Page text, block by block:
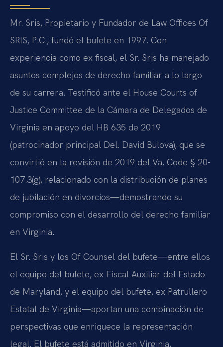
Mr. Sris, Propietario y Fundador de Law Offices Of
SRIS, P.C., fundó el bufete en 1997. Con
experiencia como ex fiscal, el Sr. Sris ha manejado
asuntos complejos de derecho familiar a lo largo
de su carrera. Testificó ante el House Courts of
Justice Committee de la Cámara de Delegados de
Virginia en apoyo del HB 635 de 2019
(patrocinador principal Del. David Bulova), que se
convirtió en la revisión de 2019 del Va. Code § 20-
107.3(g), relacionado con la distribución de planes
de jubilación en divorcios—demostrando su
compromiso con el desarrollo del derecho familiar
en Virginia.
El Sr. Sris y los Of Counsel del bufete—entre ellos
el equipo del bufete, ex Fiscal Auxiliar del Estado
de Maryland, y el equipo del bufete, ex Patrullero
Estatal de Virginia—aportan una combinación de
perspectivas que enriquece la representación
legal. El bufete está admitido en Virginia,